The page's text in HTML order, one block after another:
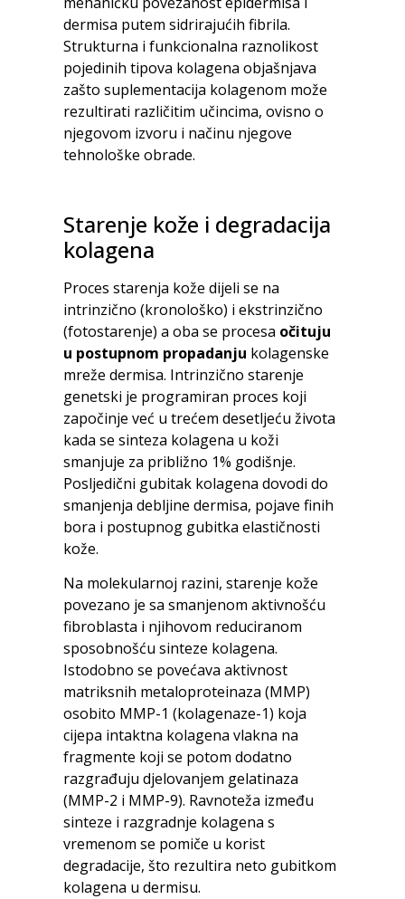
dermisa putem sidrirajućih fibrila.
Strukturna i funkcionalna raznolikost
pojedinih tipova kolagena objašnjava
zašto suplementacija kolagenom može
rezultirati različitim učincima, ovisno o
njegovom izvoru i načinu njegove
tehnološke obrade.
Starenje kože i degradacija
kolagena
Proces starenja kože dijeli se na
intrinzično (kronološko) i ekstrinzično
(fotostarenje) a oba se procesa očituju
u postupnom propadanju kolagenske
mreže dermisa. Intrinzično starenje
genetski je programiran proces koji
započinje već u trećem desetljeću života
kada se sinteza kolagena u koži
smanjuje za približno 1% godišnje.
Posljedični gubitak kolagena dovodi do
smanjenja debljine dermisa, pojave finih
bora i postupnog gubitka elastičnosti
kože.
Na molekularnoj razini, starenje kože
povezano je sa smanjenom aktivnošću
fibroblasta i njihovom reduciranom
sposobnošću sinteze kolagena.
Istodobno se povećava aktivnost
matriksnih metaloproteinaza (MMP)
osobito MMP-1 (kolagenaze-1) koja
cijepa intaktna kolagena vlakna na
fragmente koji se potom dodatno
razgrađuju djelovanjem gelatinaza
(MMP-2 i MMP-9). Ravnoteža između
sinteze i razgradnje kolagena s
vremenom se pomiče u korist
degradacije, što rezultira neto gubitkom
kolagena u dermisu.